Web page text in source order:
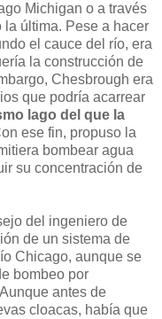
Michigan o a través
última. Pese a hacer
el cauce del río, era
la construcción de
Chesbrough era
que podría acarrear
lago del que la
ese fin, propuso la
bombear agua
su concentración de
del ingeniero de
de un sistema de
Chicago, aunque se
bombeo por
antes de
cloacas, había que